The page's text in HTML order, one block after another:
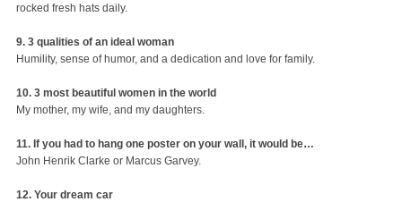
rocked fresh hats daily.
9. 3 qualities of an ideal woman
Humility, sense of humor, and a dedication and love for family.
10. 3 most beautiful women in the world
My mother, my wife, and my daughters.
11. If you had to hang one poster on your wall, it would be…
John Henrik Clarke or Marcus Garvey.
12. Your dream car